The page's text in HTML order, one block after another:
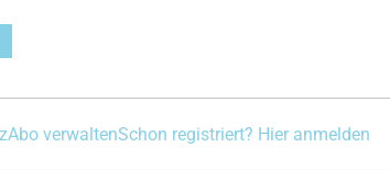
Abo verwaltenSchon registriert? Hier anmelden